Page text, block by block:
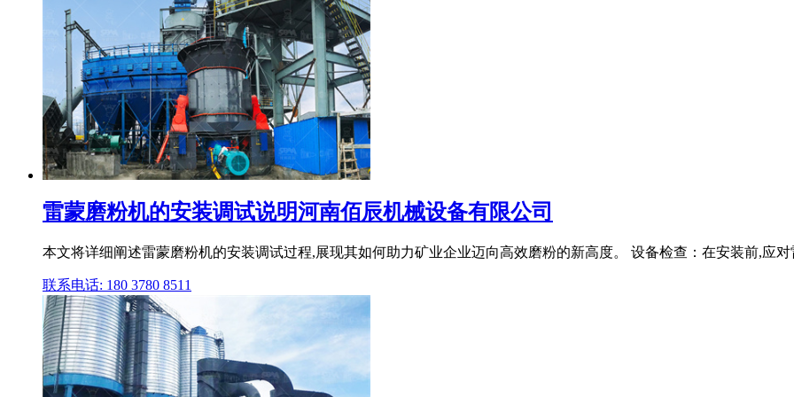
雷蒙磨粉机的安装调试说明河南佰辰机械设备有限公司
本文将详细阐述雷蒙磨粉机的安装调试过程,展现其如何助力矿业企业迈向高效磨粉的新高度。 设备检查：在安装前,应
联系电话: 180 3780 8511